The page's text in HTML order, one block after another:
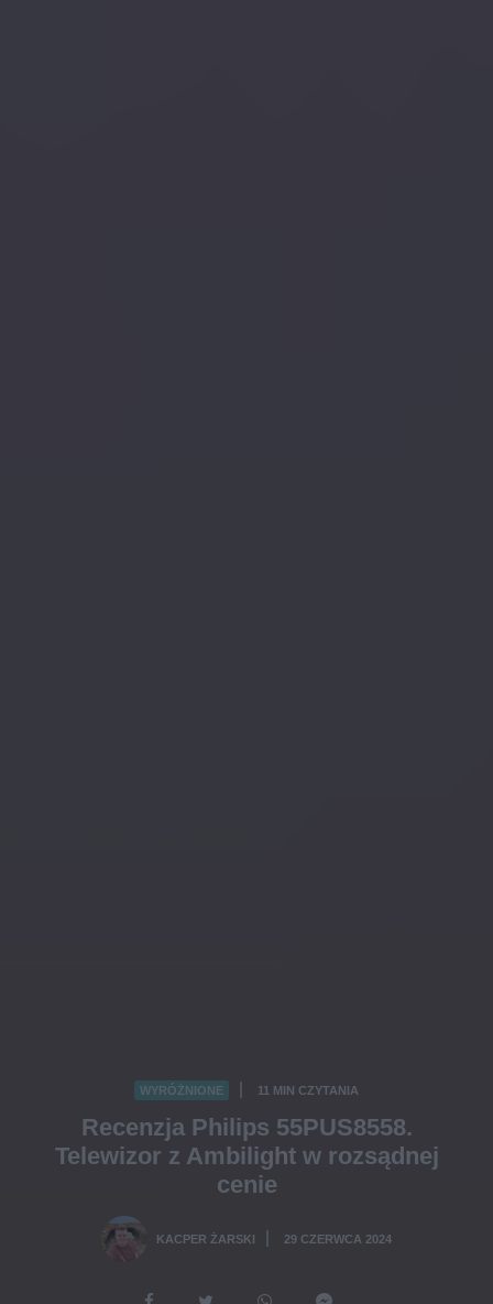
WYRÓŻNIONE 11 MIN CZYTANIA
Recenzja Philips 55PUS8558.
Telewizor z Ambilight w rozsądnej
cenie
KACPER ŻARSKI 29 CZERWCA 2024